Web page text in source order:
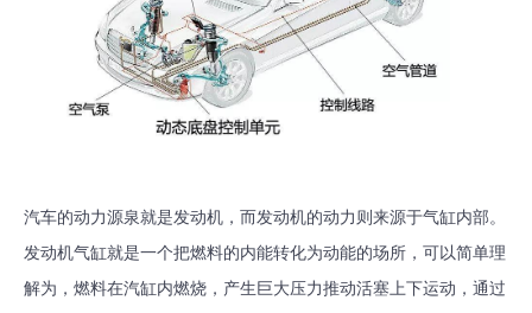
汽车的动力源泉就是发动机，而发动机的动力则来源于气缸内部。
发动机气缸就是一个把燃料的内能转化为动能的场所，可以简单理
解为，燃料在汽缸内燃烧，产生巨大压力推动活塞上下运动，通过